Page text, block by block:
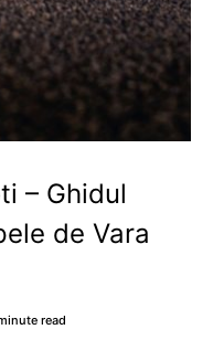
– Ghidul
de Vara
read